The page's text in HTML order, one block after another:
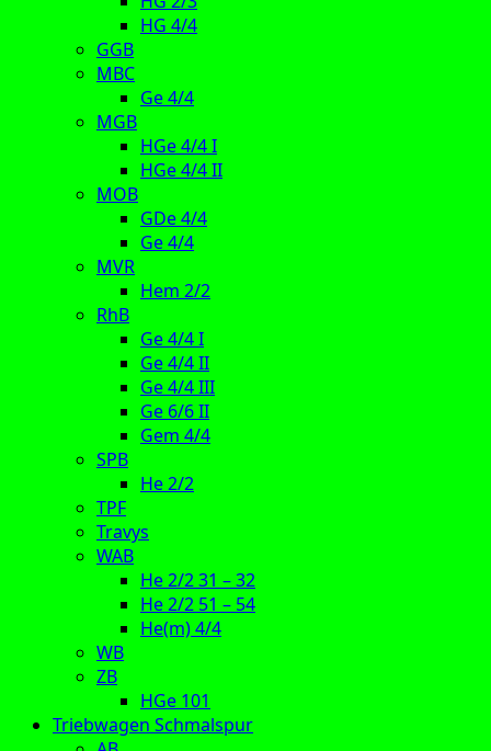
HG 4/4
GGB
MBC
Ge 4/4
MGB
HGe 4/4 I
HGe 4/4 II
MOB
GDe 4/4
Ge 4/4
MVR
Hem 2/2
RhB
Ge 4/4 I
Ge 4/4 II
Ge 4/4 III
Ge 6/6 II
Gem 4/4
SPB
He 2/2
TPF
Travys
WAB
He 2/2 31 – 32
He 2/2 51 – 54
He(m) 4/4
WB
ZB
HGe 101
Triebwagen Schmalspur